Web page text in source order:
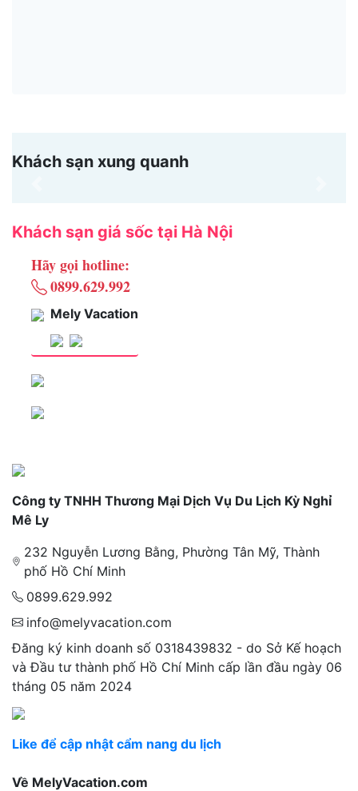
Khách sạn xung quanh
Khách sạn giá sốc tại Hà Nội
Hãy gọi hotline:
0899.629.992
Mely Vacation
Công ty TNHH Thương Mại Dịch Vụ Du Lịch Kỳ Nghỉ
Mê Ly
232 Nguyễn Lương Bằng, Phường Tân Mỹ, Thành
phố Hồ Chí Minh
0899.629.992
info@melyvacation.com
Đăng ký kinh doanh số 0318439832 - do Sở Kế hoạch
và Đầu tư thành phố Hồ Chí Minh cấp lần đầu ngày 06
tháng 05 năm 2024
Like để cập nhật cẩm nang du lịch
Về MelyVacation.com